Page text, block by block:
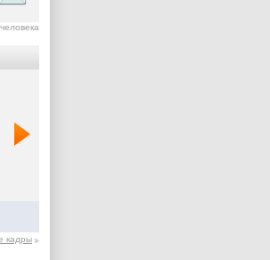
кадры